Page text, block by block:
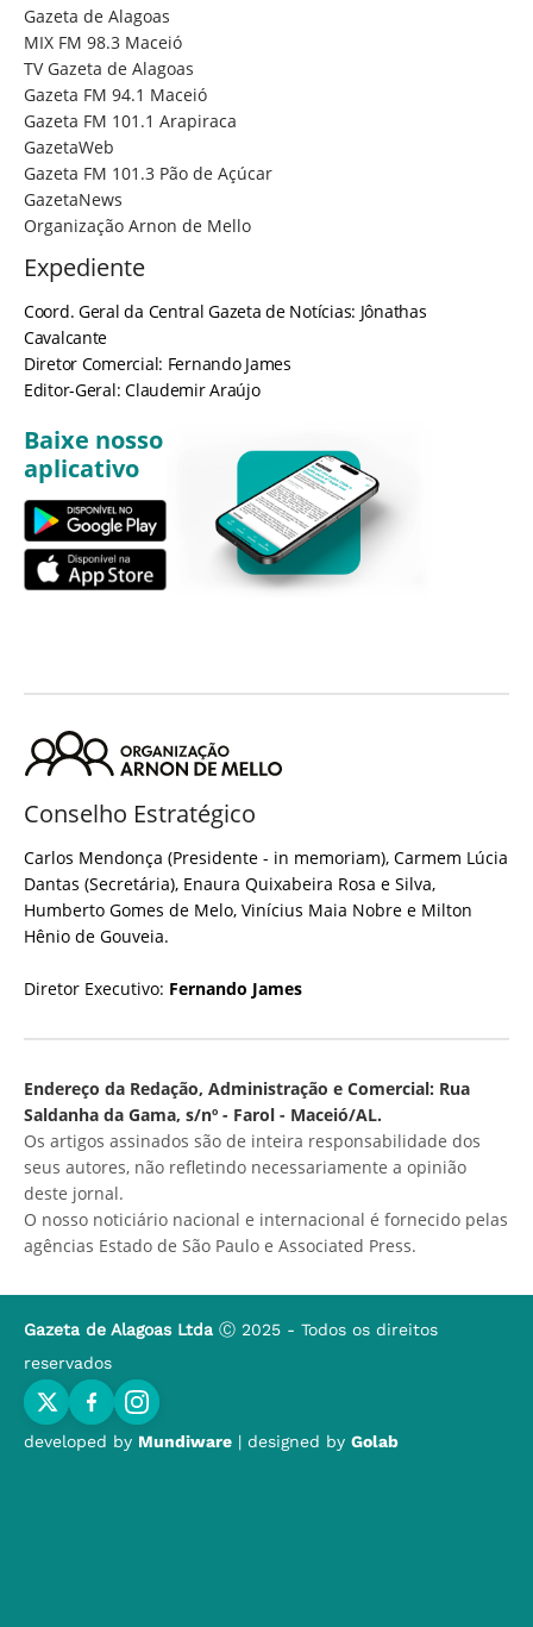
Gazeta de Alagoas
MIX FM 98.3 Maceió
TV Gazeta de Alagoas
Gazeta FM 94.1 Maceió
Gazeta FM 101.1 Arapiraca
GazetaWeb
Gazeta FM 101.3 Pão de Açúcar
GazetaNews
Organização Arnon de Mello
Expediente
Coord. Geral da Central Gazeta de Notícias: Jônathas
Cavalcante
Diretor Comercial: Fernando James
Editor-Geral: Claudemir Araújo
Baixe nosso
aplicativo
Conselho Estratégico
Carlos Mendonça (Presidente - in memoriam), Carmem Lúcia
Dantas (Secretária), Enaura Quixabeira Rosa e Silva,
Humberto Gomes de Melo, Vinícius Maia Nobre e Milton
Hênio de Gouveia.
Diretor Executivo: Fernando James
Endereço da Redação, Administração e Comercial: Rua
Saldanha da Gama, s/nº - Farol - Maceió/AL.
Os artigos assinados são de inteira responsabilidade dos
seus autores, não refletindo necessariamente a opinião
deste jornal.
O nosso noticiário nacional e internacional é fornecido pelas
agências Estado de São Paulo e Associated Press.
Gazeta de Alagoas Ltda Ⓒ 2025 - Todos os direitos
reservados
developed by Mundiware | designed by Golab